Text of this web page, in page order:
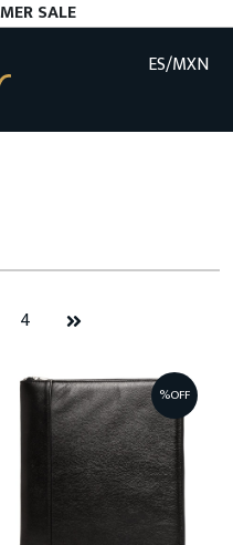
SALE
ES/MXN
4
%OFF